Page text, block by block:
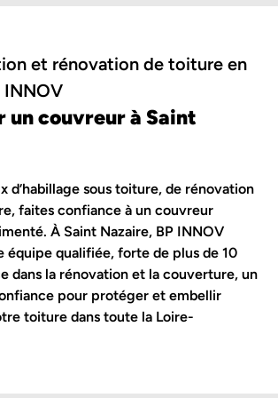
un couvreur à Saint
d’habillage sous toiture, de rénovation
faites confiance à un couvreur
À Saint Nazaire, BP INNOV
équipe qualifiée, forte de plus de 10
dans la rénovation et la couverture, un
pour protéger et embellir
toiture dans toute la Loire-